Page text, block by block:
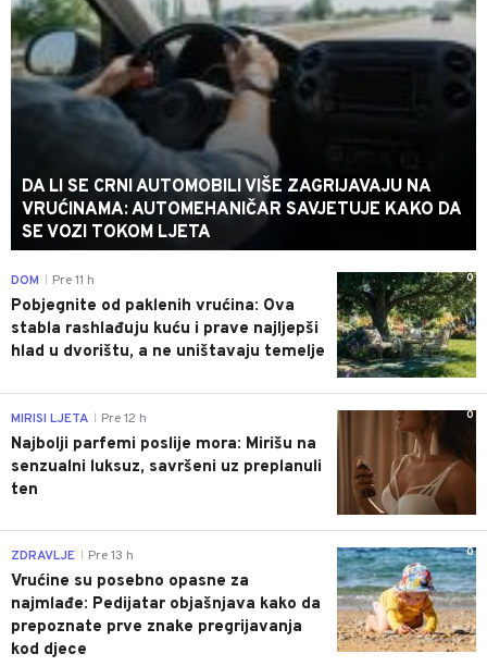
DA LI SE CRNI AUTOMOBILI VIŠE ZAGRIJAVAJU NA
VRUĆINAMA: AUTOMEHANIČAR SAVJETUJE KAKO DA
SE VOZI TOKOM LJETA
0
DOM Pre 11 h
Pobjegnite od paklenih vrućina: Ova
stabla rashlađuju kuću i prave najljepši
hlad u dvorištu, a ne uništavaju temelje
0
MIRISI LJETA Pre 12 h
Najbolji parfemi poslije mora: Mirišu na
senzualni luksuz, savršeni uz preplanuli
ten
0
ZDRAVLJE Pre 13 h
Vrućine su posebno opasne za
najmlađe: Pedijatar objašnjava kako da
prepoznate prve znake pregrijavanja
kod djece